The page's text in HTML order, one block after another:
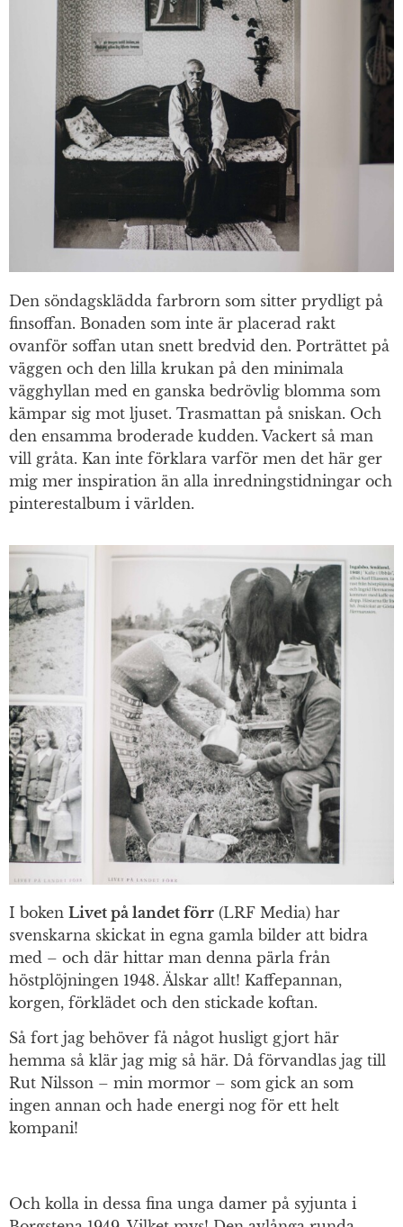
Den söndagsklädda farbrorn som sitter prydligt på
finsoffan. Bonaden som inte är placerad rakt
ovanför soffan utan snett bredvid den. Porträttet på
väggen och den lilla krukan på den minimala
vägghyllan med en ganska bedrövlig blomma som
kämpar sig mot ljuset. Trasmattan på sniskan. Och
den ensamma broderade kudden. Vackert så man
vill gråta. Kan inte förklara varför men det här ger
mig mer inspiration än alla inredningstidningar och
pinterestalbum i världen.
I boken Livet på landet förr (LRF Media) har
svenskarna skickat in egna gamla bilder att bidra
med – och där hittar man denna pärla från
höstplöjningen 1948. Älskar allt! Kaffepannan,
korgen, förklädet och den stickade koftan.
Så fort jag behöver få något husligt gjort här
hemma så klär jag mig så här. Då förvandlas jag till
Rut Nilsson – min mormor – som gick an som
ingen annan och hade energi nog för ett helt
kompani!
Och kolla in dessa fina unga damer på syjunta i